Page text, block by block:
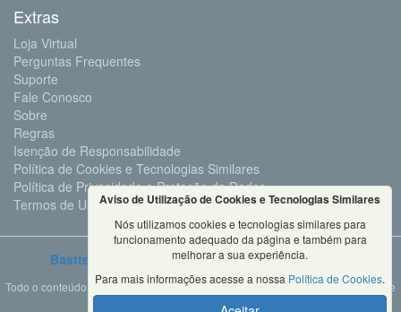
Extras
Loja Virtual
Perguntas Frequentes
Suporte
Fale Conosco
Sobre
Regras
Isenção de Responsabilidade
Política de Cookies e Tecnologias Similares
Política de Privacidade e Proteção de Dados
Termos de Uso
Bastter.com 2001 ©Todos os Direitos Reservados
Todo o conteúdo deste site é propriedade da Bastter.com, sendo expressamente
proibido o seu uso em sites, videos, cursos ou
Aviso de Utilização de Cookies e Tecnologias Similares
Nós utilizamos cookies e tecnologias similares para
funcionamento adequado da página e também para
melhorar a sua experiência.
Para mais informações acesse a nossa Política de Cookies.